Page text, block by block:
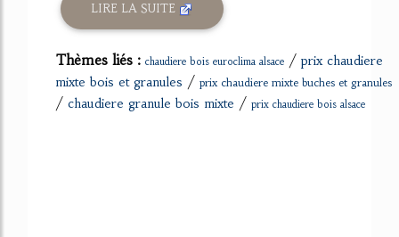
LIRE LA SUITE
Thèmes liés : chaudiere bois euroclima alsace / prix chaudiere
mixte bois et granules / prix chaudiere mixte buches et granules
/ chaudiere granule bois mixte / prix chaudiere bois alsace